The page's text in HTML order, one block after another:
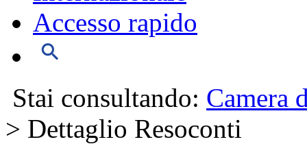
Accesso rapido
Stai consultando: Camera
> Dettaglio Resoconti